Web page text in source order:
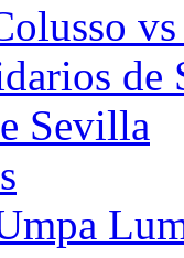
de
Sevilla